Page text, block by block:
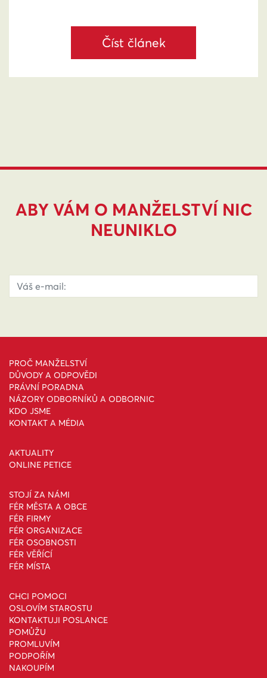
Číst článek
ABY VÁM O MANŽELSTVÍ NIC
NEUNIKLO
PROČ MANŽELSTVÍ
DŮVODY A ODPOVĚDI
PRÁVNÍ PORADNA
NÁZORY ODBORNÍKŮ A ODBORNIC
KDO JSME
KONTAKT A MÉDIA
AKTUALITY
ONLINE PETICE
STOJÍ ZA NÁMI
FÉR MĚSTA A OBCE
FÉR FIRMY
FÉR ORGANIZACE
FÉR OSOBNOSTI
FÉR VĚŘÍCÍ
FÉR MÍSTA
CHCI POMOCI
OSLOVÍM STAROSTU
KONTAKTUJI POSLANCE
POMŮŽU
PROMLUVÍM
PODPOŘÍM
NAKOUPÍM